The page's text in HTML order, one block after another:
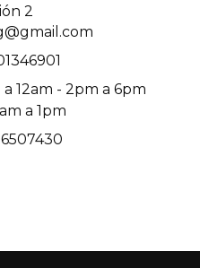
2
12am - 2pm a 6pm
a 1pm